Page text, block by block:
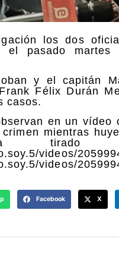
los dos
el pasado
y el capitán
Félix Durán
casos.
en un vídeo
mientras
tirado
videos/
videos/
Facebook X